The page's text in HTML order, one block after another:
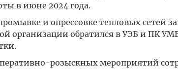
в июне 2024 года.
и опрессовке тепловых сетей
организации обратился в УЭБ и ПК
розыскных мероприятий